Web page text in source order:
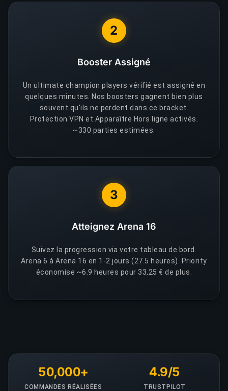
2
Booster Assigné
Un ultimate champion players vérifié est assigné en
quelques minutes. Nos boosters gagnent bien plus
souvent qu'ils ne perdent dans ce bracket.
Protection VPN et Apparaître Hors ligne activés.
~330 parties estimées.
3
Atteignez Arena 16
Suivez la progression via votre tableau de bord.
Arena 6 à Arena 16 en 1-2 jours (27.5 heures). Priority
économise ~6.9 heures pour 33,25 € de plus.
50,000+
COMMANDES RÉALISÉES
4.9/5
TRUSTPILOT